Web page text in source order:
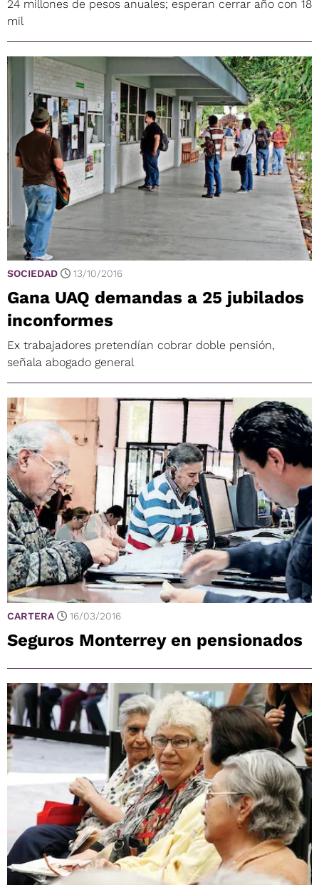
24 millones de pesos anuales; esperan cerrar año con 18
mil
SOCIEDAD 13/10/2016
Gana UAQ demandas a 25 jubilados
inconformes
Ex trabajadores pretendían cobrar doble pensión,
señala abogado general
CARTERA 16/03/2016
Seguros Monterrey en pensionados